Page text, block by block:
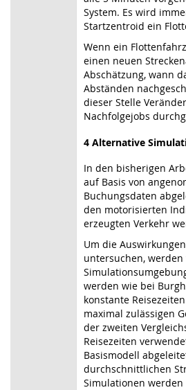
System. Es wird
Startzentroid ein
Wenn ein
einen neuen
Abschätzung, wann
Abständen
dieser Stelle
Nachfolgejobs
4 Alternative
In den bisherigen
auf Basis von
Buchungsdaten
den motorisierten
erzeugten Verkehr
Um die
untersuchen,
werden wie bei
konstante
maximal zulässigen
der zweiten
Reisezeiten
Basismodell
durchschnittlichen
Simulationen werden